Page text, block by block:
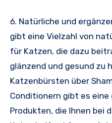
6. Natürliche und
gibt eine Vielzahl von
für Katzen, die dazu
glänzend und gesund zu
Katzenbürsten über
Conditionern gibt es eine
Produkten, die Ihnen bei